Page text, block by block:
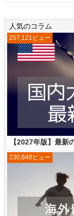
人気のコラム
【2027年版】最新
257,121ビュー
230,648ビュー